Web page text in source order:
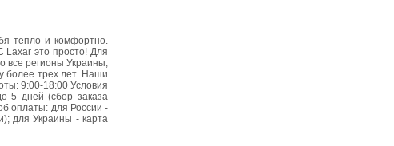
тепло и комфортно.
Laxar это просто! Для
все регионы Украины,
более трех лет. Наши
9:00-18:00 Условия
5 дней (cбор заказа
оплаты: для России -
для Украины - карта